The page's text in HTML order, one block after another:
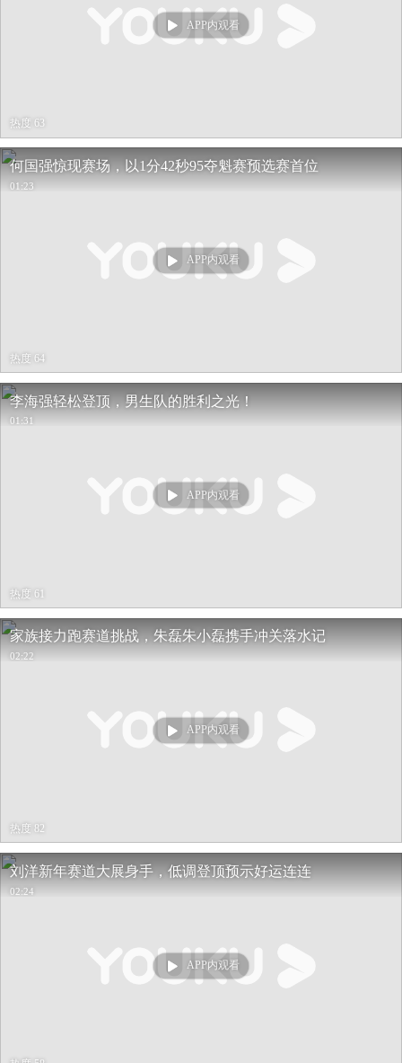
APP内观看
热度 63
何国强惊现赛场，以1分42秒95夺魁赛预选赛首位
01:23
APP内观看
热度 64
李海强轻松登顶，男生队的胜利之光！
01:31
APP内观看
热度 61
家族接力跑赛道挑战，朱磊朱小磊携手冲关落水记
02:22
APP内观看
热度 82
刘洋新年赛道大展身手，低调登顶预示好运连连
02:24
APP内观看